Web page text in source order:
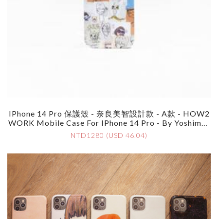
IPhone 14 Pro 保護殼 - 奈良美智設計款 - A款 - HOW2
WORK Mobile Case For IPhone 14 Pro - By Yoshimot
O Nara - Style A
NTD1280 (USD 46.04)